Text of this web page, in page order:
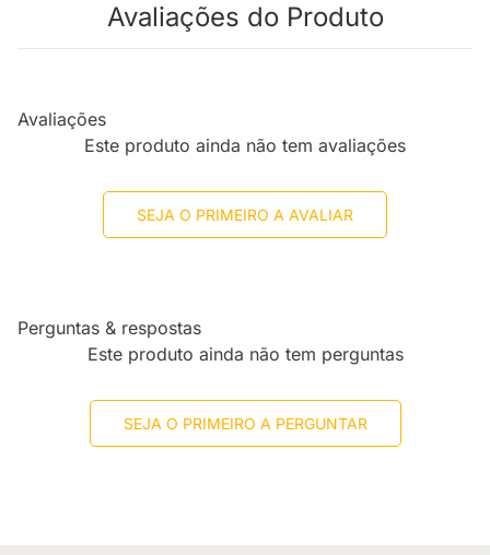
Avaliações do Produto
Avaliações
Este produto ainda não tem avaliações
SEJA O PRIMEIRO A AVALIAR
Perguntas & respostas
Este produto ainda não tem perguntas
SEJA O PRIMEIRO A PERGUNTAR